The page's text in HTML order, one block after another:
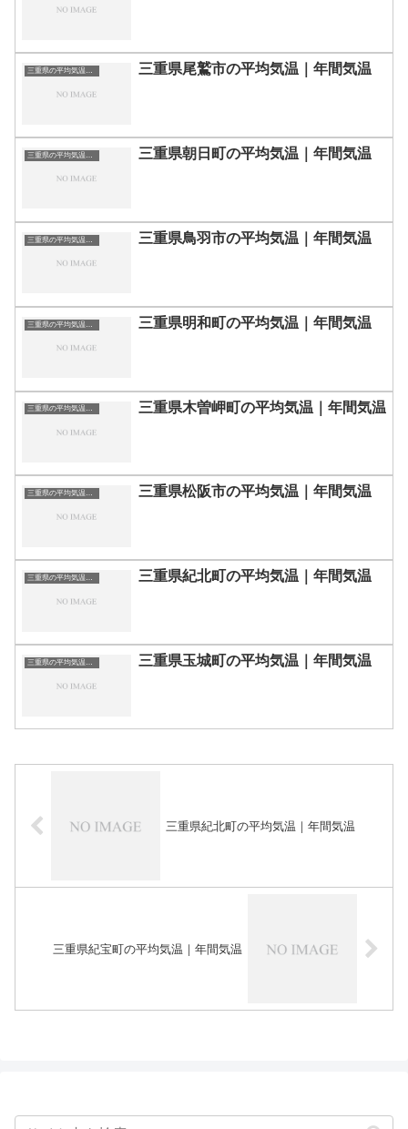
三重県の平均気温まとめ 三重県尾鷲市の平均気温｜年間気温
三重県の平均気温まとめ 三重県朝日町の平均気温｜年間気温
三重県鳥羽市の平均気温｜年間気温
三重県明和町の平均気温｜年間気温
三重県の平均気温まとめ 三重県木曽岬町の平均気温｜年間気温
三重県の平均気温まとめ 三重県松阪市の平均気温｜年間気温
三重県の平均気温まとめ 三重県紀北町の平均気温｜年間気温
三重県の平均気温まとめ 三重県玉城町の平均気温｜年間気温
三重県紀北町の平均気温｜年間気温
三重県紀宝町の平均気温｜年間気温